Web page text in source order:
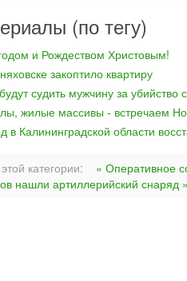
(по тегу)
и Рождеством Христовым!
закоптило квартиру
судить мужчину за убийство
жилые массивы - встречаем
в Калининградской области
категории: « Оперативное
нашли артиллерийский снаряд »